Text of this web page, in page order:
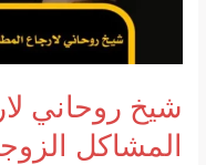
شيخ روحاني
المشاكل